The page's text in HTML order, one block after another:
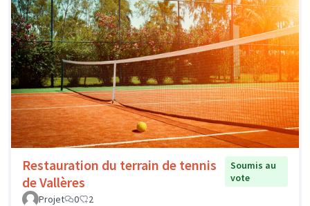
Restauration du terrain de tennis
de Vallères
Soumis au
vote
Projet
0 2